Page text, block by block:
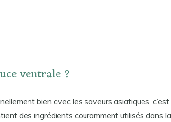
ventrale ?
bien avec les saveurs asiatiques, c’est
des ingrédients couramment utilisés dans la